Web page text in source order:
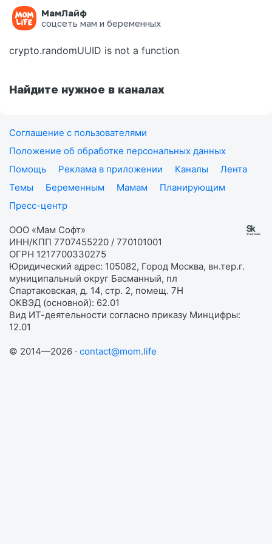
МамЛайф
соцсеть мам и беременных
Ошибка на странице
crypto.randomUUID is not a function
Найдите нужное в каналах
Соглашение с пользователями
Положение об обработке персональных данных
Помощь
Реклама в приложении Каналы
Лента
Темы
Беременным Мамам
Планирующим
Пресс-центр
ООО «Мам Софт»
ИНН/КПП 7707455220 / 770101001
ОГРН 1217700330275
Юридический адрес: 105082, Город Москва, вн.тер.г.
муниципальный округ Басманный, пл
Спартаковская, д. 14, стр. 2, помещ. 7Н
ОКВЭД (основной): 62.01
Вид ИТ-деятельности согласно приказу Минцифры:
12.01
© 2014—2026 · contact@mom.life